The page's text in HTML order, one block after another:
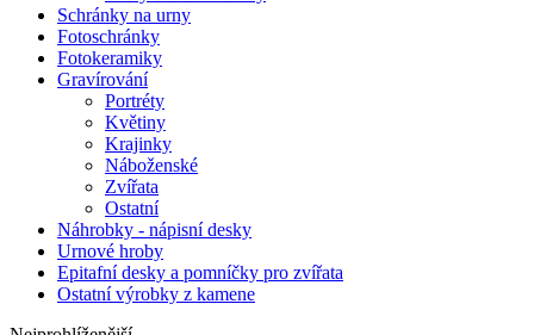
Schránky na urny
Fotoschránky
Fotokeramiky
Gravírování
Portréty
Květiny
Krajinky
Náboženské
Zvířata
Ostatní
Náhrobky - nápisní desky
Urnové hroby
Epitafní desky a pomníčky pro zvířata
Ostatní výrobky z kamene